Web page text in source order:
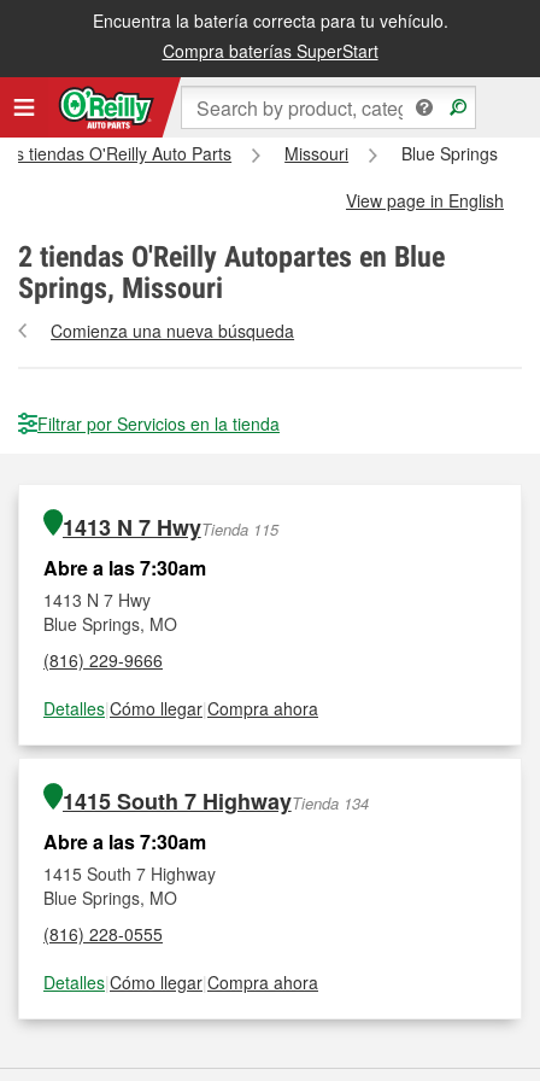
Encuentra la batería correcta para tu vehículo.
Compra baterías SuperStart
tiendas O'Reilly Auto Parts Missouri
Blue Springs
View page in English
2 tiendas O'Reilly Autopartes en Blue
Springs, Missouri
Comienza una nueva búsqueda
Filtrar por Servicios en la tienda
1413 N 7 HwyTienda 115
Abre a las 7:30am
1413 N 7 Hwy
Blue Springs, MO
(816) 229-9666
Detalles|Cómo llegar|Compra ahora
1415 South 7 HighwayTienda 134
Abre a las 7:30am
1415 South 7 Highway
Blue Springs, MO
(816) 228-0555
Detalles|Cómo llegar|Compra ahora